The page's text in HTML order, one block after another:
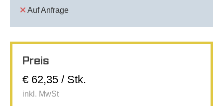
Auf Anfrage
Preis
€ 62,35 / Stk.
inkl. MwSt